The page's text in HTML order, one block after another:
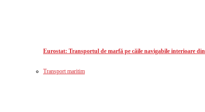
Eurostat: Transportul de marfă pe căile navigabile interioare
Transport maritim